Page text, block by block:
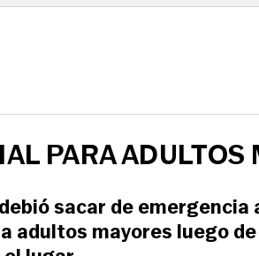
PARA ADULTOS
sacar de emergencia
adultos mayores luego